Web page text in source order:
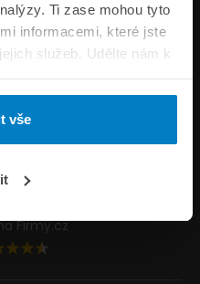
Ti zase mohou tyto
informacemi, které jste
služeb. Udělte nám k
vše
nám
Firmy.cz